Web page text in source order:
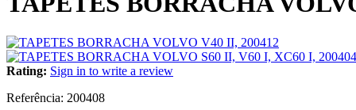
Rating: Sign in to write a review
Referência: 200408